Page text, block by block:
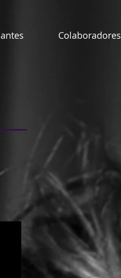
Colaboradores